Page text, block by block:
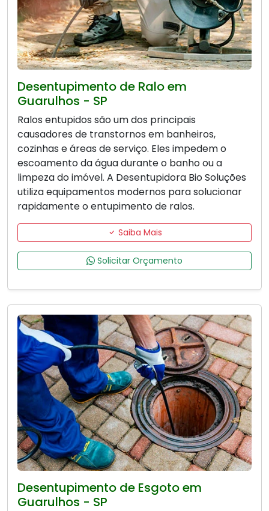
Desentupimento de Ralo em
Guarulhos - SP
Ralos entupidos são um dos principais
causadores de transtornos em banheiros,
cozinhas e áreas de serviço. Eles impedem o
escoamento da água durante o banho ou a
limpeza do imóvel. A Desentupidora Bio Soluções
utiliza equipamentos modernos para solucionar
rapidamente o entupimento de ralos.
Saiba Mais
Solicitar Orçamento
Desentupimento de Esgoto em
Guarulhos - SP